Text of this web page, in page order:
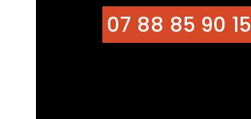
07 88 85 90 15